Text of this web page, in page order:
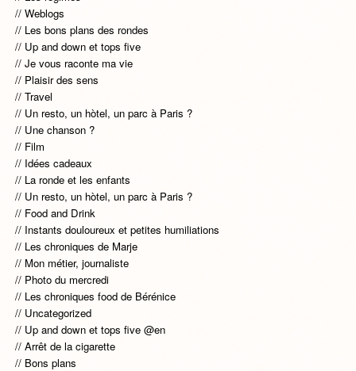
Weblogs
Les bons plans des rondes
Up and down et tops five
Je vous raconte ma vie
Plaisir des sens
Travel
Un resto, un hòtel, un parc à Paris ?
Une chanson ?
Film
Idées cadeaux
La ronde et les enfants
Un resto, un hòtel, un parc à Paris ?
Food and Drink
Instants douloureux et petites humiliations
Les chroniques de Marje
Mon métier, journaliste
Photo du mercredi
Les chroniques food de Bérénice
Uncategorized
Up and down et tops five @en
Arrêt de la cigarette
Bons plans